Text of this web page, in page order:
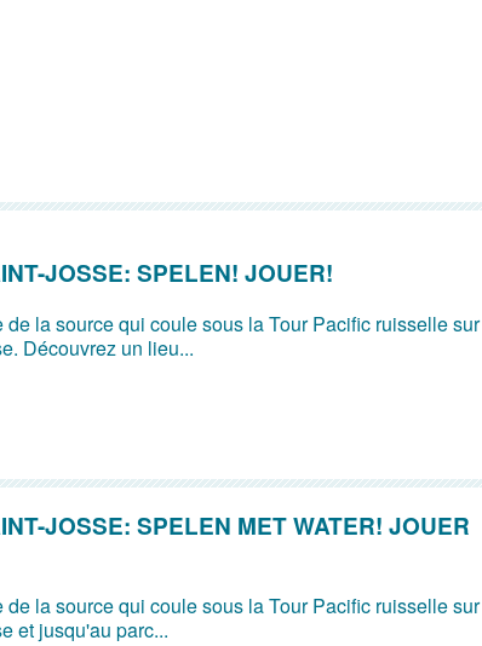
JOSSE: SPELEN! JOUER!
de la source qui coule sous la Tour Pacific ruisselle sur
Découvrez un lieu...
JOSSE: SPELEN MET WATER! JOUER
de la source qui coule sous la Tour Pacific ruisselle sur
et jusqu'au parc...